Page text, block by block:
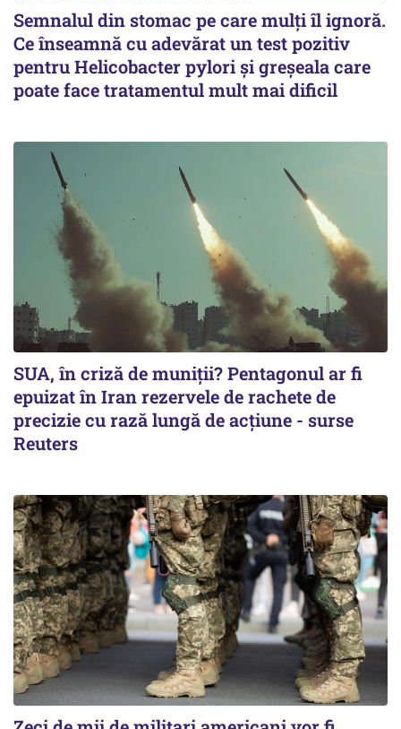
Semnalul din stomac pe care mulți îl ignoră.
Ce înseamnă cu adevărat un test pozitiv
pentru Helicobacter pylori și greșeala care
poate face tratamentul mult mai dificil
SUA, în criză de muniții? Pentagonul ar fi
epuizat în Iran rezervele de rachete de
precizie cu rază lungă de acţiune - surse
Reuters